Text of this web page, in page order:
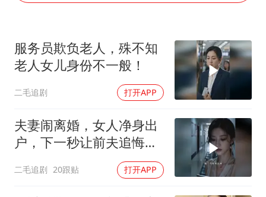
四川宜宾市高县发生4.9级地震
“新疆阿勒泰八月能滑雪”不实
向鹏0-3不敌张本智和
江苏发布台风蓝色预警
东方之约 相约未来
服务员欺负老人，殊不知
老人女儿身份不一般！
二毛追剧 打开APP
夫妻闹离婚，女人净身出
户，下一秒让前夫追悔莫
二毛追剧 20跟贴 打开APP